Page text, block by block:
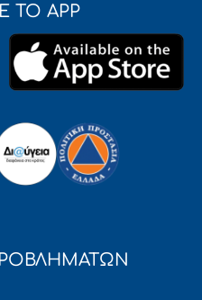
ΤΟ APP